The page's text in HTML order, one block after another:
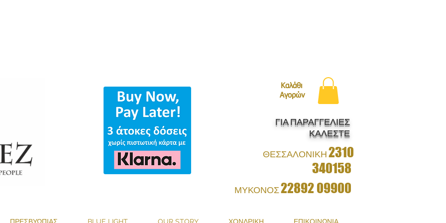
Καλάθι
Αγορών
ΓΙΑ ΠΑΡΑΓΓΕΛΙΕΣ
ΚΑΛΕΣΤΕ
ΘΕΣΣΑΛΟΝΙΚΗ2310
340158
ΜΥΚΟΝΟΣ22892 09900